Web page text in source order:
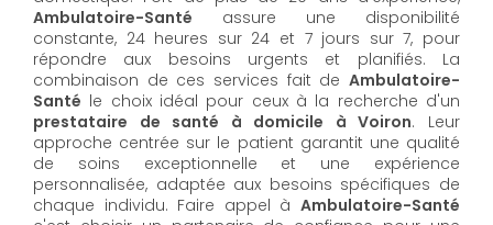
Ambulatoire-Santé assure une disponibilité
constante, 24 heures sur 24 et 7 jours sur 7, pour
répondre aux besoins urgents et planifiés. La
combinaison de ces services fait de Ambulatoire-
Santé le choix idéal pour ceux à la recherche d'un
prestataire de santé à domicile à Voiron. Leur
approche centrée sur le patient garantit une qualité
de soins exceptionnelle et une expérience
personnalisée, adaptée aux besoins spécifiques de
chaque individu. Faire appel à Ambulatoire-Santé